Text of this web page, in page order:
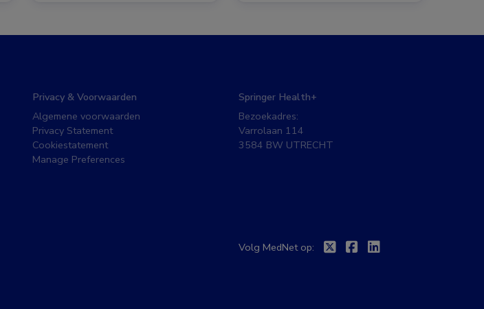
Privacy & Voorwaarden
Algemene voorwaarden
Privacy Statement
Cookiestatement
Manage Preferences
Springer Health+
Bezoekadres:
Varrolaan 114
3584 BW UTRECHT
Volg MedNet op: TwitterFacebook
Linkedin